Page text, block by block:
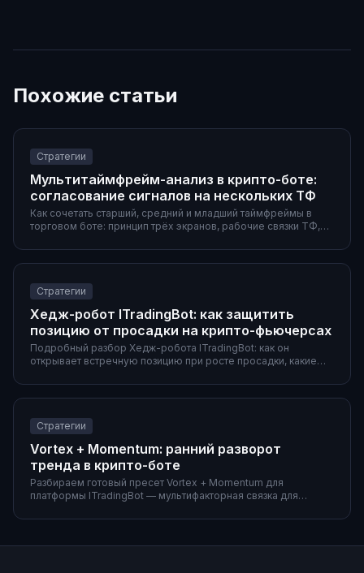
Похожие статьи
Стратегии
Мультитаймфрейм-анализ в крипто-боте:
согласование сигналов на нескольких ТФ
Как сочетать старший, средний и младший таймфреймы в
торговом боте: принцип трёх экранов, рабочие связки ТФ,
Стратегии
Хедж-робот ITradingBot: как защитить
позицию от просадки на крипто-фьючерсах
Подробный разбор Хедж-робота ITradingBot: как он
открывает встречную позицию при росте просадки, какие
(DCA-сетка и Donchian-пробой), а также частые ошибки и
сравнение с ручным хеджем.
Стратегии
Vortex + Momentum: ранний разворот
тренда в крипто-боте
Разбираем готовый пресет Vortex + Momentum для
платформы ITradingBot — мультифакторная связка для
индикаторов, полная конфигурация фильтров и выходов,